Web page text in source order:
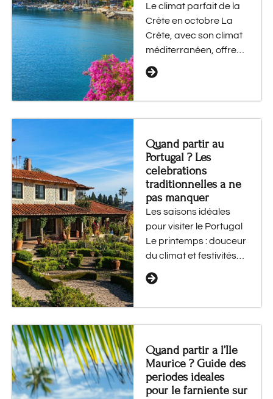
Le climat parfait de la
Crète en octobre La
Crète, avec son climat
méditerranéen, offre…
Quand partir au
Portugal ? Les
celebrations
traditionnelles a ne
pas manquer
Les saisons idéales
pour visiter le Portugal
Le printemps : douceur
du climat et festivités…
Quand partir a l’Ile
Maurice ? Guide des
periodes ideales
pour le farniente sur